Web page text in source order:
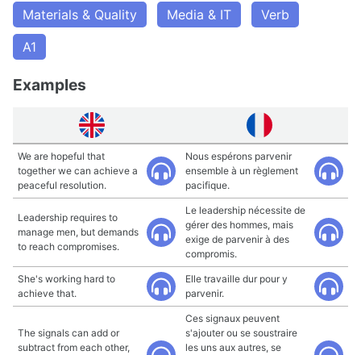
Materials & Quality
Media & IT
Verb
A1
Examples
We are hopeful that
together we can achieve a
peaceful resolution.
Nous espérons parvenir
ensemble à un règlement
pacifique.
Leadership requires to
manage men, but demands
to reach compromises.
Le leadership nécessite de
gérer des hommes, mais
exige de parvenir à des
compromis.
She's working hard to
achieve that.
Elle travaille dur pour y
parvenir.
The signals can add or
subtract from each other,
Ces signaux peuvent
s'ajouter ou se soustraire
les uns aux autres, se